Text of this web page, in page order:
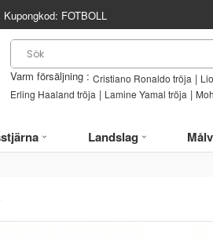
FOTBOLL
Varm försäljning : Cristiano Ronaldo tröja |
Erling Haaland tröja | Lamine Yamal tröja |
Landslag